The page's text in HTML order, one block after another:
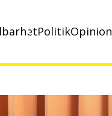
PolitikOpinion